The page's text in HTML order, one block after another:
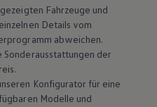
Fahrzeuge und
Details vom
abweichen.
der
Konfigurator für eine
Modelle und